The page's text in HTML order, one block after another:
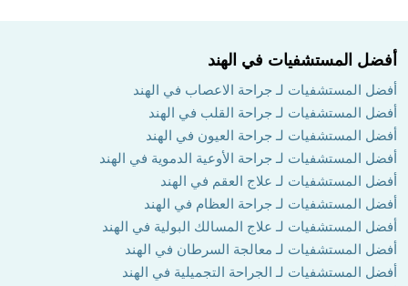
أفضل المستشفيات في الهند
أفضل المستشفيات لـ جراحة الاعصاب في الهند
أفضل المستشفيات لـ جراحة القلب في الهند
أفضل المستشفيات لـ جراحة العيون في الهند
أفضل المستشفيات لـ جراحة الأوعية الدموية في الهند
أفضل المستشفيات لـ علاج العقم في الهند
أفضل المستشفيات لـ جراحة العظام في الهند
أفضل المستشفيات لـ علاج المسالك البولية في الهند
أفضل المستشفيات لـ معالجة السرطان في الهند
أفضل المستشفيات لـ الجراحة التجميلية في الهند